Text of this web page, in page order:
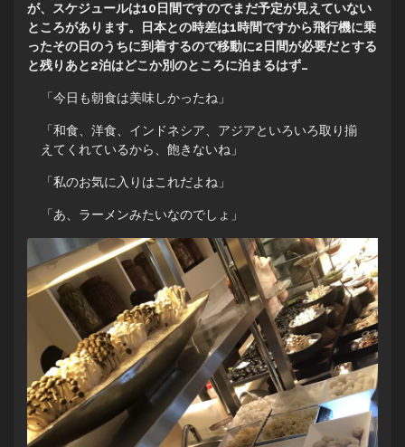
が、スケジュールは10日間ですのでまだ予定が見えていない
ところがあります。日本との時差は1時間ですから飛行機に乗
ったその日のうちに到着するので移動に2日間が必要だとする
と残りあと2泊はどこか別のところに泊まるはず…
「今日も朝食は美味しかったね」
「和食、洋食、インドネシア、アジアといろいろ取り揃
えてくれているから、飽きないね」
「私のお気に入りはこれだよね」
「あ、ラーメンみたいなのでしょ」